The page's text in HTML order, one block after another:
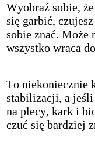
Wyobraź sobie,
się garbić,
sobie znać. Może
wszystko wraca
To niekoniecznie
stabilizacji, a jeśli
na plecy, kark i
czuć się bardziej